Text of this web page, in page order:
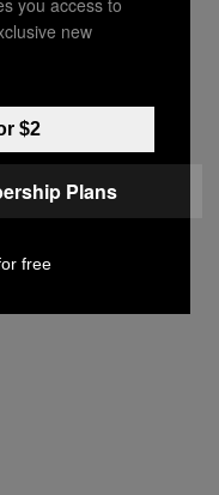
o dubă
a se
new
$2
Plans
free